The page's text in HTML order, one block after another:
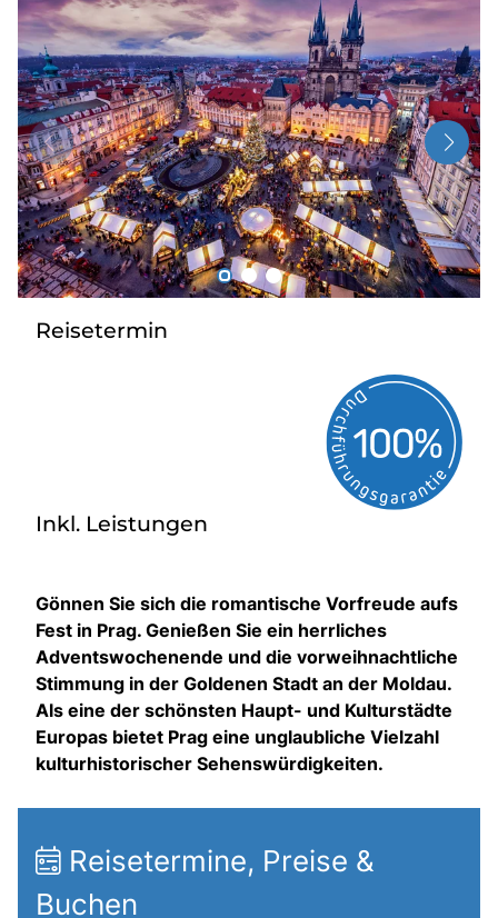
Busreisen
Bus mieten
Über Bus dich weg!
Radio
Sie befinden sich in:
Deutschland
Heimatland ändern:
Reisetermin
Inkl. Leistungen
Gönnen Sie sich die romantische Vorfreude aufs
Fest in Prag. Genießen Sie ein herrliches
Adventswochenende und die vorweihnachtliche
Stimmung in der Goldenen Stadt an der Moldau.
Als eine der schönsten Haupt- und Kulturstädte
Europas bietet Prag eine unglaubliche Vielzahl
kulturhistorischer Sehenswürdigkeiten.
Reisetermine, Preise &
Buchen